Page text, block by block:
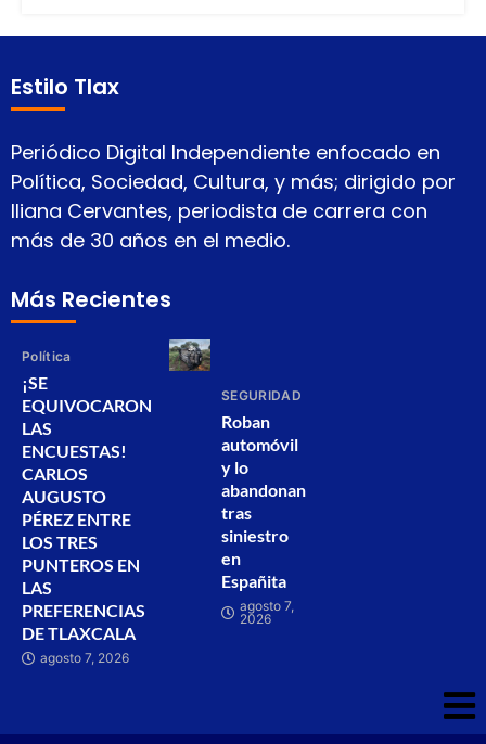
Estilo Tlax
Periódico Digital Independiente enfocado en
Política, Sociedad, Cultura, y más; dirigido por
Iliana Cervantes, periodista de carrera con
más de 30 años en el medio.
Más Recientes
Política
¡SE
EQUIVOCARON
LAS
ENCUESTAS!
CARLOS
AUGUSTO
PÉREZ ENTRE
LOS TRES
PUNTEROS EN
LAS
PREFERENCIAS
DE TLAXCALA
agosto 7, 2026
SEGURIDAD
Roban
automóvil
y lo
abandonan
tras
siniestro
en
Españita
agosto 7,
2026